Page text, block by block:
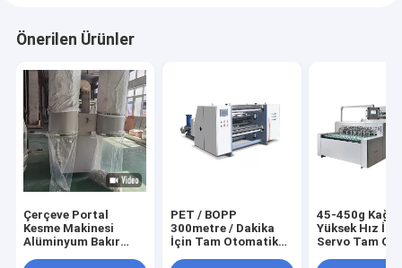
Önerilen Ürünler
Çerçeve Portal
Kesme Makinesi
Alüminyum Bakır
PET / BOPP
300metre / Dakika
İçin Tam Otomatik
45-450g Kağıt
Yüksek Hız
Servo Tam